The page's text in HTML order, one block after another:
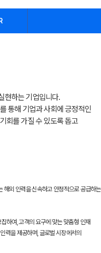
현하는 기업입니다.
통해 기업과 사회에 긍정적인
회를 가질 수 있도록 돕고
해외 인력을 신속하고 안정적으로 공급하는
하여, 고객의 요구에 맞는 맞춤형 인재
력을 제공하며, 글로벌 시장에서의